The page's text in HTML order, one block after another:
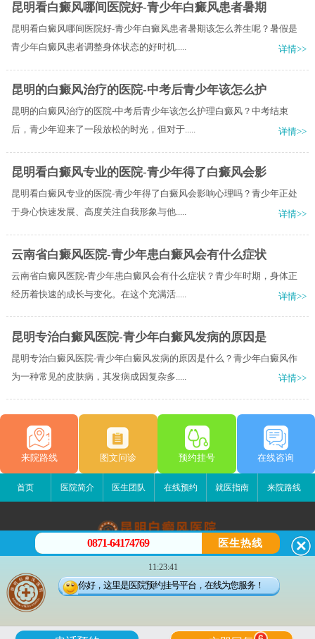
昆明看白癜风哪间医院好-青少年白癜风患者暑期
昆明看白癜风哪间医院好-青少年白癜风患者暑期该怎么养生呢？暑假是
青少年白癜风患者调整身体状态的好时机.....
详情>>
昆明的白癜风治疗的医院-中考后青少年该怎么护
昆明的白癜风治疗的医院-中考后青少年该怎么护理白癜风？中考结束
后，青少年迎来了一段放松的时光，但对于.....
详情>>
昆明看白癜风专业的医院-青少年得了白癜风会影
昆明看白癜风专业的医院-青少年得了白癜风会影响心理吗？青少年正处
于身心快速发展、高度关注自我形象与他.....
详情>>
云南省白癜风医院-青少年患白癜风会有什么症状
云南省白癜风医院-青少年患白癜风会有什么症状？青少年时期，身体正
经历着快速的成长与变化。在这个充满活.....
详情>>
昆明专治白癜风医院-青少年白癜风发病的原因是
昆明专治白癜风医院-青少年白癜风发病的原因是什么？青少年白癜风作
为一种常见的皮肤病，其发病成因复杂多.....
详情>>
来院路线 图文问诊 预约挂号 在线咨询
首页 医院简介 医生团队 在线预约 就医指南 来院路线
昆明白癜风医院
昆明市五华区护国路2号
版权所有：昆明白癜风医院
滇公安备 53010202000563号
0871-64174769 医生热线
11:23:41
你好，这里是医院预约挂号平台，在线为您服务！